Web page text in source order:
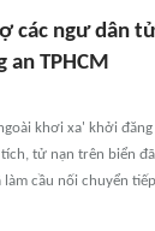
các ngư dân
an TPHCM
khơi xa' khởi
tử nạn trên biển
làm cầu nối chuyển